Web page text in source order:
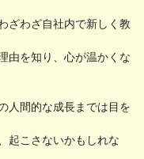
ざわざ自社内で新しく教
由を知り、心が温かくな
人間的な成長までは目を
起こさないかもしれな